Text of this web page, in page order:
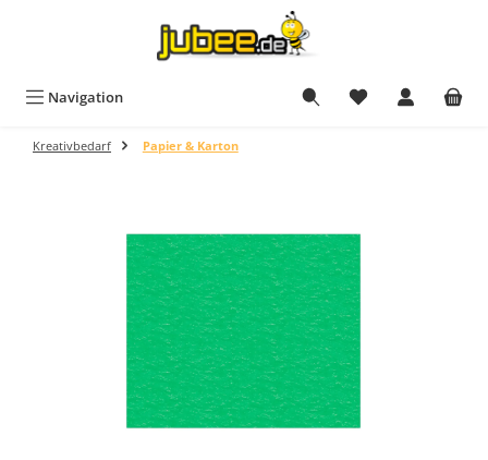
Navigation
Kreativbedarf Papier & Karton